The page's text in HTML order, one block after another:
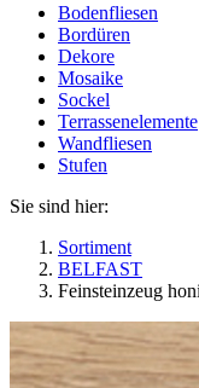
Bodenfliesen
Bordüren
Dekore
Mosaike
Sockel
Terrassenelemente
Wandfliesen
Stufen
Sie sind hier:
Sortiment
BELFAST
Feinsteinzeug